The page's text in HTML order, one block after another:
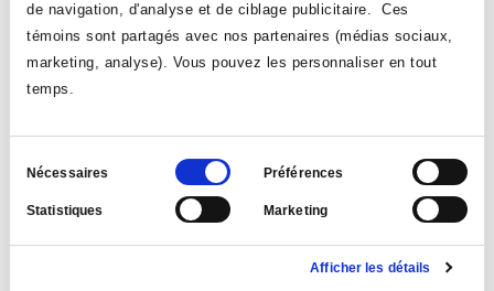
de navigation, d'analyse et de ciblage publicitaire. Ces
témoins sont partagés avec nos partenaires (médias sociaux,
marketing, analyse). Vous pouvez les personnaliser en tout
temps.
Sélection
consentement
Nécessaires Préférences
Statistiques Marketing
Afficher les détails
La Reconnaissance des acquis et des compétences (RAC)
tient compte de la formation que vous avez faites et de votre
expérience de travail pour que vous obteniez rapidement
l'AEC en Construction et rénovation de bâtiments. La RAC
complémentaires pour vous permettre d’accéder à de
nouveaux postes.
La RAC en Construction et rénovation de